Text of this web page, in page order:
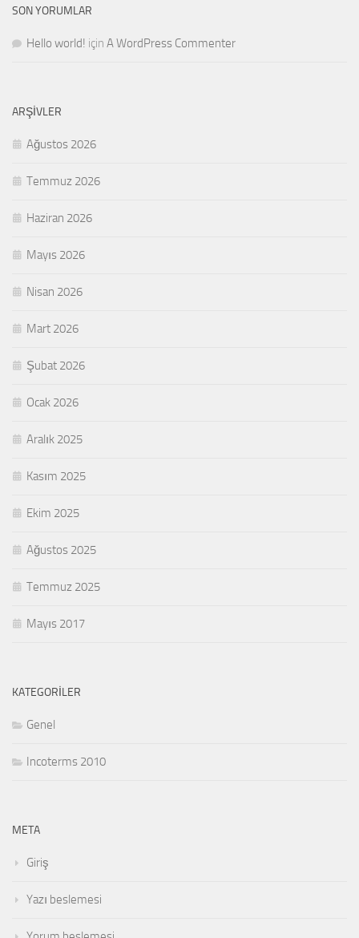
SON YORUMLAR
Hello world! için A WordPress Commenter
ARŞIVLER
Ağustos 2026
Temmuz 2026
Haziran 2026
Mayıs 2026
Nisan 2026
Mart 2026
Şubat 2026
Ocak 2026
Aralık 2025
Kasım 2025
Ekim 2025
Ağustos 2025
Temmuz 2025
Mayıs 2017
KATEGORILER
Genel
Incoterms 2010
META
Giriş
Yazı beslemesi